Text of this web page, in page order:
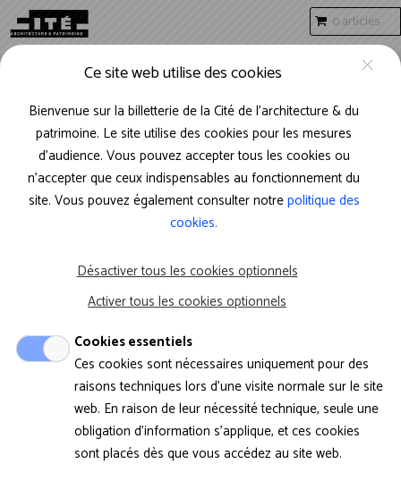
Aller au contenu principal
0 articles
Réserver une visite
libre en groupe
Les thèmes de visite libre en groupe sont
ici.
Si vous souhaitez réserver une visite guidée
ou un atelier,rendez-vous ici.
Si vous rencontrez un problème lors de
votre réservation,consultez le tutorielavant
de contacter
groupes@citedelarchitecture.fr
Ce site web utilise des cookies
Bienvenue sur la billetterie de la Cité de l’architecture & du
patrimoine. Le site utilise des cookies pour les mesures
d'audience. Vous pouvez accepter tous les cookies ou
n’accepter que ceux indispensables au fonctionnement du
site. Vous pouvez également consulter notrepolitique des
cookies.
Désactiver tous les cookies optionnels
Activer tous les cookies optionnels
Cookies essentiels
Ces cookies sont nécessaires uniquement pour des
raisons techniques lors d'une visite normale sur le site
web. En raison de leur nécessité technique, seule une
obligation d'information s'applique, et ces cookies
sont placés dès que vous accédez au site web.